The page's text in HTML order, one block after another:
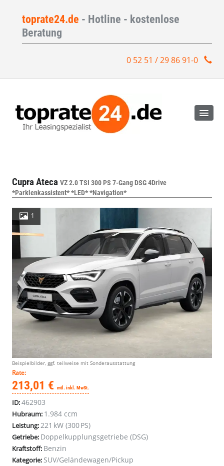
toprate24.de - Hotline - kostenlose
Beratung
0 52 51 / 29 86 91-0
Cupra Ateca VZ 2.0 TSI 300 PS 7-Gang DSG 4Drive
*Parklenkassistent* *LED* *Navigation*
1
Beispielbilder, ggf. teilweise mit Sonderausstattung
Rate:
213,01 € mtl. inkl. MwSt.
ID:462903
Hubraum: 1.984 ccm
Leistung:221 kW (300 PS)
Getriebe: Doppelkupplungsgetriebe (DSG)
Kraftstoff: Benzin
Kategorie: SUV/Geländewagen/Pickup